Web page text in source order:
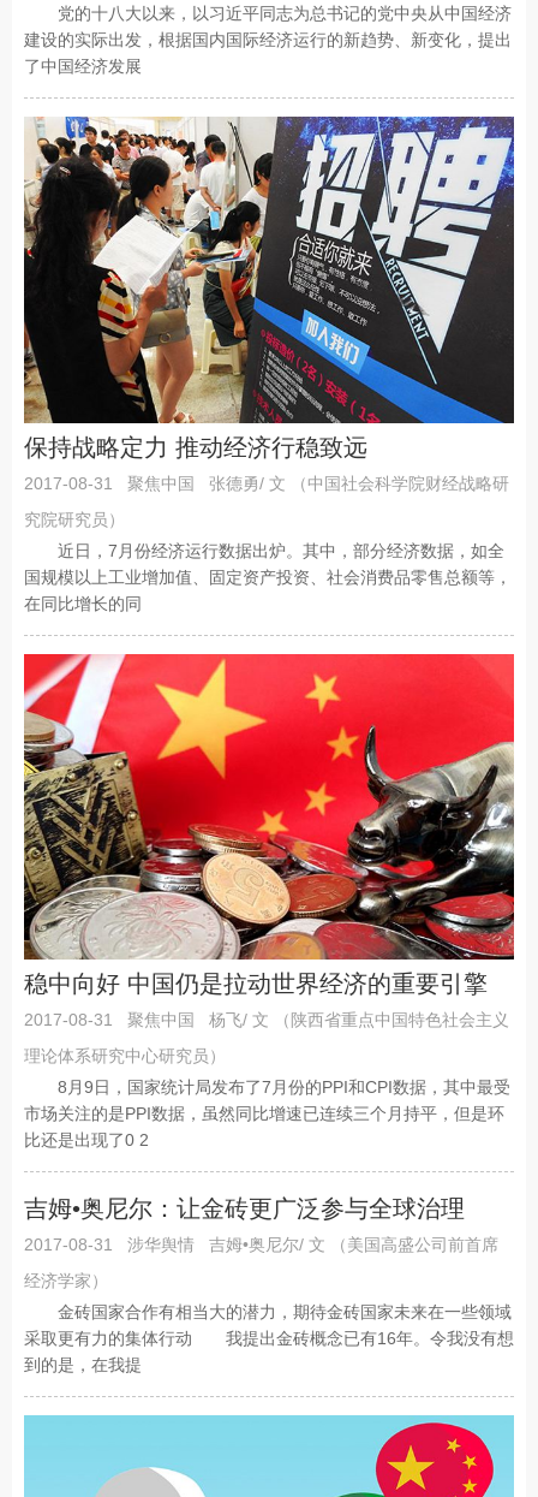
党的十八大以来，以习近平同志为总书记的党中央从中国经济
建设的实际出发，根据国内国际经济运行的新趋势、新变化，提出
了中国经济发展
保持战略定力 推动经济行稳致远
2017-08-31 聚焦中国
张德勇/ 文 （中国社会科学院财经战略研
究院研究员）
近日，7月份经济运行数据出炉。其中，部分经济数据，如全
国规模以上工业增加值、固定资产投资、社会消费品零售总额等，
在同比增长的同
稳中向好 中国仍是拉动世界经济的重要引擎
2017-08-31 聚焦中国
杨飞/ 文 （陕西省重点中国特色社会主义
理论体系研究中心研究员）
8月9日，国家统计局发布了7月份的PPI和CPI数据，其中最受
市场关注的是PPI数据，虽然同比增速已连续三个月持平，但是环
比还是出现了0 2
吉姆•奥尼尔：让金砖更广泛参与全球治理
2017-08-31 涉华舆情
吉姆•奥尼尔/ 文 （美国高盛公司前首席
经济学家）
金砖国家合作有相当大的潜力，期待金砖国家未来在一些领域
采取更有力的集体行动 我提出金砖概念已有16年。令我没有想
到的是，在我提